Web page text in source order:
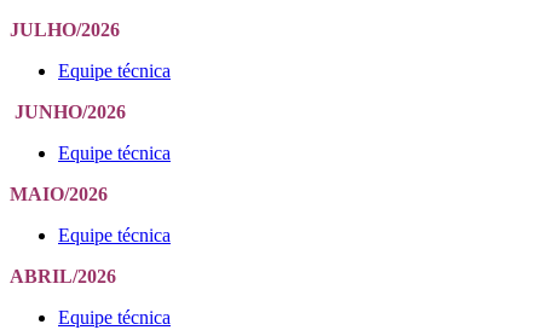
JULHO/2026
Equipe técnica
JUNHO/2026
Equipe técnica
MAIO/2026
Equipe técnica
ABRIL/2026
Equipe técnica